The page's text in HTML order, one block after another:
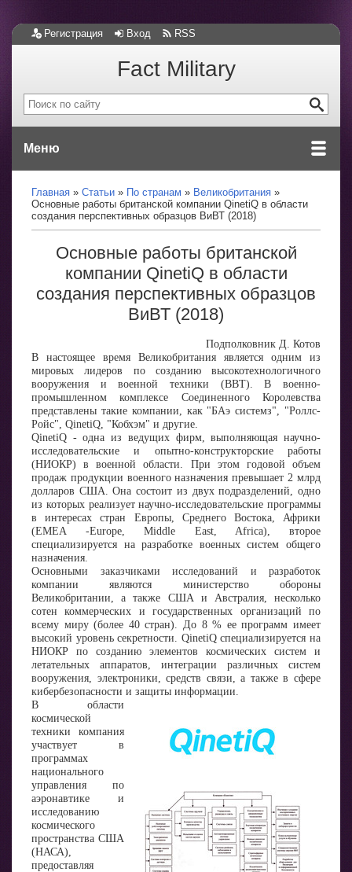
Регистрация Вход RSS
Fact Military
Меню
Главная Статьи По странам
Великобритания
Основные работы британской компании QinetiQ в области
создания перспективных образцов ВиВТ (2018)
Основные работы британской
компании QinetiQ в области
создания перспективных образцов
ВиВТ (2018)
Подполковник Д. Котов
В настоящее время Великобритания является одним из
мировых лидеров по созданию высокотехнологичного
вооружения и военной техники (ВВТ). В военно-
промышленном комплексе Соединенного Королевства
представлены такие компании, как "БАэ системз", "Роллс-
Ройс", QinetiQ, "Кобхэм" и другие.
QinetiQ - одна из ведущих фирм, выполняющая научно-
исследовательские и опытно-конструкторские работы
(НИОКР) в военной области. При этом годовой объем
продаж продукции военного назначения превышает 2 млрд
долларов США. Она состоит из двух подразделений, одно
из которых реализует научно-исследовательские программы
в интересах стран Европы, Среднего Востока, Африки
(ЕМЕА -Europe, Middle East, Africa), второе
специализируется на разработке военных систем общего
назначения.
Основными заказчиками исследований и разработок
компании являются министерство обороны
Великобритании, а также США и Австралия, несколько
сотен коммерческих и государственных организаций по
всему миру (более 40 стран). До 8 % ее программ имеет
высокий уровень секретности. QinetiQ специализируется на
НИОКР по созданию элементов космических систем и
летательных аппаратов, интеграции различных систем
вооружения, электроники, средств связи, а также в сфере
кибербезопасности и защиты информации.
В области
космической
техники компания
участвует в
программах
национального
управления по
аэронавтике и
исследованию
космического
пространства США
(НАСА),
предоставляя